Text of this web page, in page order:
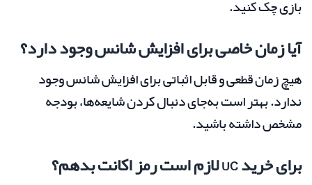
بازی چک کنید.
آیا زمان خاصی برای افزایش شانس وجود دارد؟
هیچ زمان قطعی و قابل اثباتی برای افزایش شانس وجود
ندارد. بهتر است به‌جای دنبال کردن شایعه‌ها، بودجه
مشخص داشته باشید.
برای خرید UC لازم است رمز اکانت بدهم؟